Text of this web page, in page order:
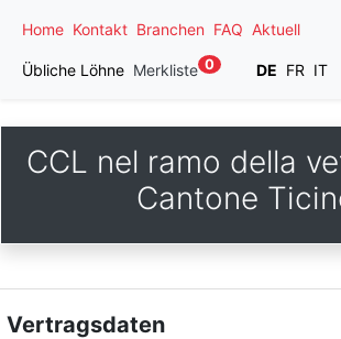
Home Kontakt Branchen FAQ Aktuell
Übliche Löhne Merkliste 0 DE FR IT
CCL nel ramo della
Cantone
Vertragsdaten